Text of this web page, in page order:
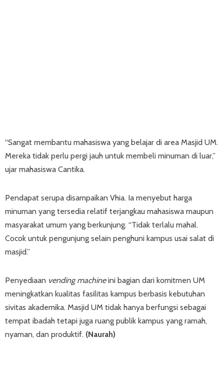
“Sangat membantu mahasiswa yang belajar di area Masjid UM.
Mereka tidak perlu pergi jauh untuk membeli minuman di luar,”
ujar mahasiswa Cantika.
Pendapat serupa disampaikan Vhia. Ia menyebut harga
minuman yang tersedia relatif terjangkau mahasiswa maupun
masyarakat umum yang berkunjung. “Tidak terlalu mahal.
Cocok untuk pengunjung selain penghuni kampus usai salat di
masjid.”
Penyediaan vending machineini bagian dari komitmen UM
meningkatkan kualitas fasilitas kampus berbasis kebutuhan
sivitas akademika. Masjid UM tidak hanya berfungsi sebagai
tempat ibadah tetapi juga ruang publik kampus yang ramah,
nyaman, dan produktif. (Naurah)